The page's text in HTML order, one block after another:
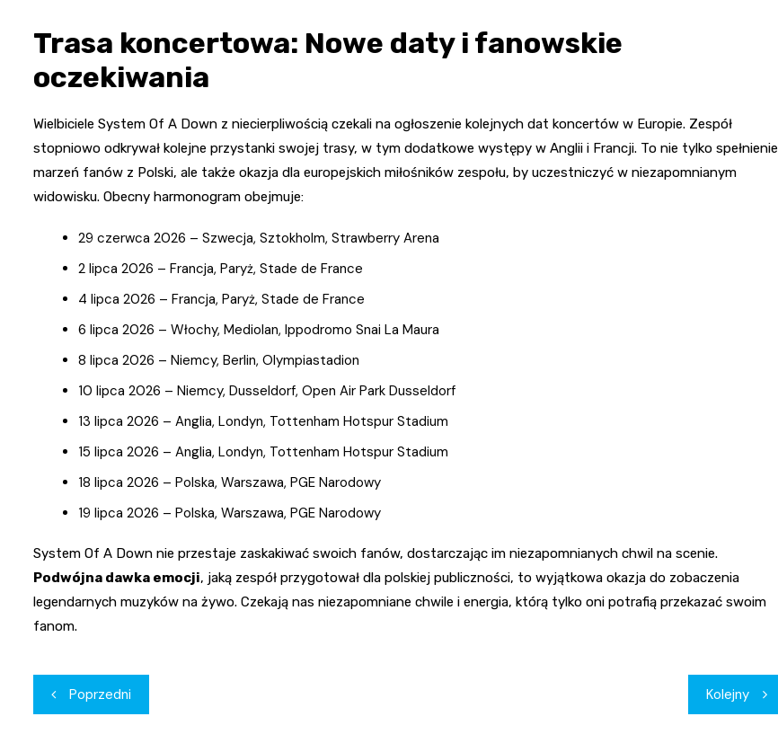
Trasa koncertowa: Nowe daty i fanowskie
oczekiwania
Wielbiciele System Of A Down z niecierpliwością czekali na ogłoszenie kolejnych dat koncertów w Europie. Zespół
stopniowo odkrywał kolejne przystanki swojej trasy, w tym dodatkowe występy w Anglii i Francji. To nie tylko spełnienie
marzeń fanów z Polski, ale także okazja dla europejskich miłośników zespołu, by uczestniczyć w niezapomnianym
widowisku. Obecny harmonogram obejmuje:
29 czerwca 2026 – Szwecja, Sztokholm, Strawberry Arena
2 lipca 2026 – Francja, Paryż, Stade de France
4 lipca 2026 – Francja, Paryż, Stade de France
6 lipca 2026 – Włochy, Mediolan, Ippodromo Snai La Maura
8 lipca 2026 – Niemcy, Berlin, Olympiastadion
10 lipca 2026 – Niemcy, Dusseldorf, Open Air Park Dusseldorf
13 lipca 2026 – Anglia, Londyn, Tottenham Hotspur Stadium
15 lipca 2026 – Anglia, Londyn, Tottenham Hotspur Stadium
18 lipca 2026 – Polska, Warszawa, PGE Narodowy
19 lipca 2026 – Polska, Warszawa, PGE Narodowy
System Of A Down nie przestaje zaskakiwać swoich fanów, dostarczając im niezapomnianych chwil na scenie.
Podwójna dawka emocji, jaką zespół przygotował dla polskiej publiczności, to wyjątkowa okazja do zobaczenia
legendarnych muzyków na żywo. Czekają nas niezapomniane chwile i energia, którą tylko oni potrafią przekazać swoim
fanom.
Nawigacja
wpisu
Poprzedni Kolejny